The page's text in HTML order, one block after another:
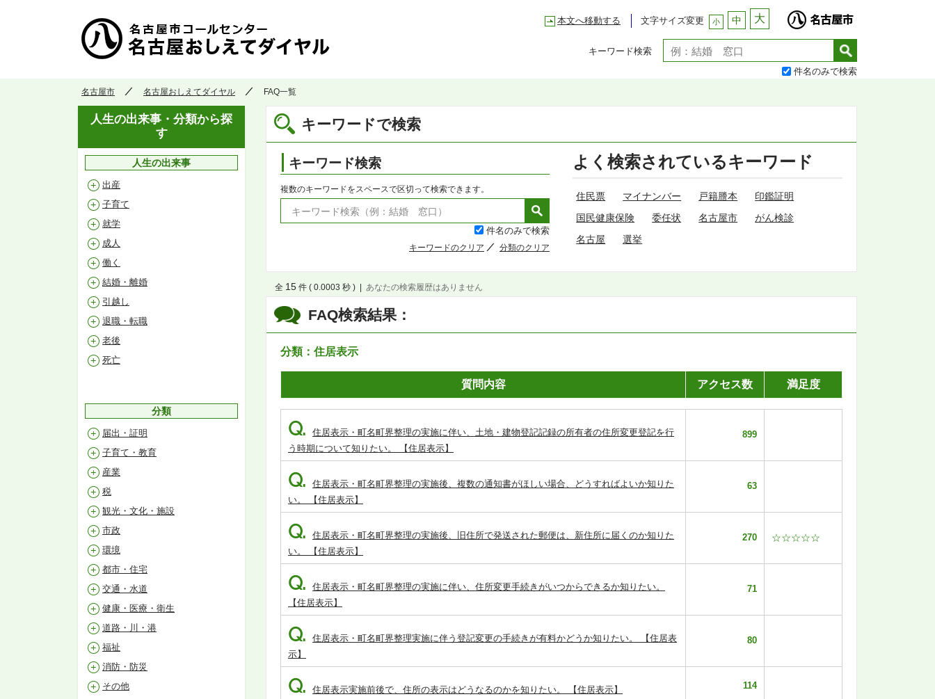
本文へ移動する 文字サイズ変更 小 中 大
キーワード検索
件名のみで検索
名古屋市 名古屋おしえてダイヤル FAQ一覧
キーワードで検索
キーワード検索
複数のキーワードをスペースで区切って検索できます。
件名のみで検索
キーワードのクリア 分類のクリア
よく検索されているキーワード
住民票 マイナンバー 戸籍謄本
印鑑証明
国民健康保険
委任状 名古屋市
がん検診
名古屋
選挙
FAQ検索結果：
分類：住居表示
全 15 件 ( 0.0003 秒 ) あなたの検索履歴はありません
質問内容 アクセス数 満足度
Q.
住居表示・町名町界整理の実施に伴い、土地・建物登記記録の所有者の住所変更登記を行
う時期について知りたい。 【住居表示】
899
Q.
住居表示・町名町界整理の実施後、複数の通知書がほしい場合、どうすればよいか知りた
い。 【住居表示】
63
Q.
住居表示・町名町界整理の実施後、旧住所で発送された郵便は、新住所に届くのか知りた
い。 【住居表示】
270 ☆☆☆☆☆
Q.
住居表示・町名町界整理の実施に伴い、住所変更手続きがいつからできるか知りたい。
【住居表示】
71
Q.
住居表示・町名町界整理実施に伴う登記変更の手続きが有料かどうか知りたい。 【住居表
示】
80
Q. 住居表示実施前後で、住所の表示はどうなるのかを知りたい。 【住居表示】 114
人生の出来事・分類から探
す
人生の出来事
出産
子育て
就学
成人
働く
結婚・離婚
引越し
退職・転職
老後
死亡
分類
届出・証明
子育て・教育
産業
税
観光・文化・施設
市政
環境
都市・住宅
交通・水道
健康・医療・衛生
道路・川・港
福祉
消防・防災
その他